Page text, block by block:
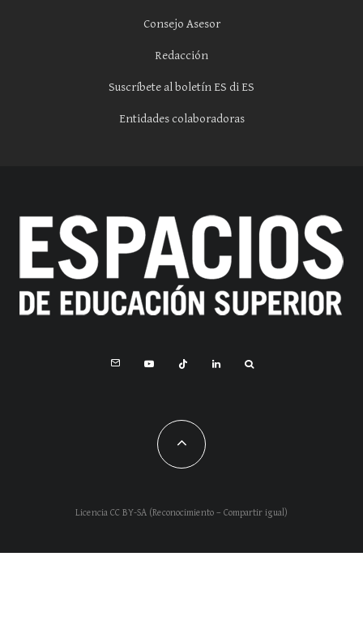
Consejo Asesor
Redacción
Suscríbete al boletín ES di ES
Entidades colaboradoras
Licencia CC BY-SA (Reconocimiento – Compartir igual)